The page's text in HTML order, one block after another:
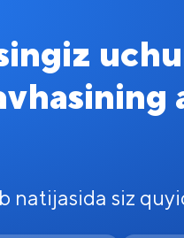
natijasida siz